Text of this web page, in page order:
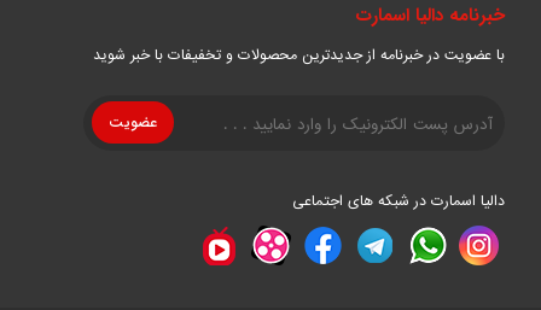
خبرنامه دالیا اسمارت
با عضویت در خبرنامه از جدیدترین محصولات و تخفیفات با خبر شوید
دالیا اسمارت در شبکه های اجتماعی